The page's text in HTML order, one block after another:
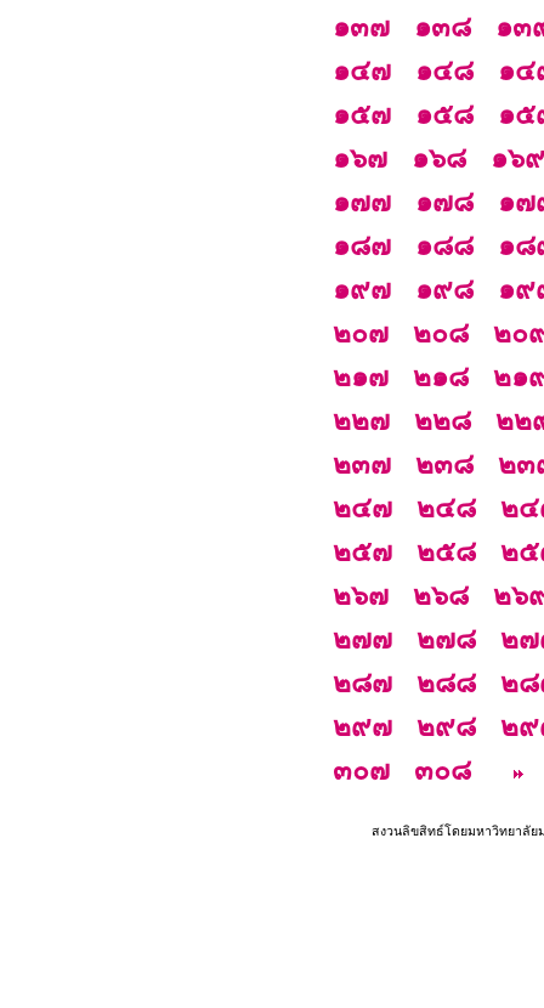
๑๓๗
๑๓๘
๑๓
๑๔๗
๑๔๘
๑๔
๑๕๗
๑๕๘
๑๕
๑๖๗
๑๖๘
๑๖๙
๑๗๗
๑๗๘
๑๗
๑๘๗
๑๘๘
๑๘
๑๙๗
๑๙๘
๑๙
๒๐๗
๒๐๘
๒๐
๒๑๗
๒๑๘
๒๑
๒๒๗
๒๒๘
๒๒
๒๓๗
๒๓๘
๒๓
๒๔๗
๒๔๘
๒
๒๕๗
๒๕๘
๒
๒๖๗
๒๖๘
๒๖
๒๗๗
๒๗๘
๒
๒๘๗
๒๘๘
๒
๒๙๗
๒๙๘
๒
๓๐๗
๓๐๘
สงวนลิขสิทธ์โดยมหาวิทยาลั